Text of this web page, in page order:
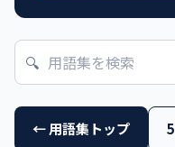
🔍
← 用語集トップ